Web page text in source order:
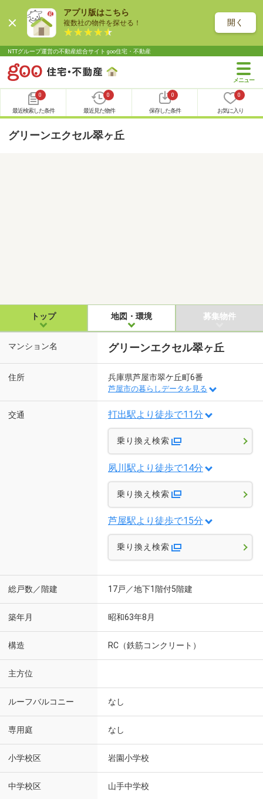
アプリ版はこちら
複数社の物件を探せる！ 開く
NTTグループ運営の不動産総合サイト goo住宅・不動産
0
最近検索した条件
0
最近見た物件
0
保存した条件
0
お気に入り
グリーンエクセル翠ヶ丘
トップ 地図・環境 募集物件
マンション名 グリーンエクセル翠ヶ丘
住所 兵庫県芦屋市翠ケ丘町6番
芦屋市の暮らしデータを見る
交通 打出駅より徒歩で11分
乗り換え検索
夙川駅より徒歩で14分
乗り換え検索
芦屋駅より徒歩で15分
乗り換え検索
総戸数／階建 17戸／地下1階付5階建
築年月 昭和63年8月
構造 RC（鉄筋コンクリート）
主方位
ルーフバルコニー なし
専用庭 なし
小学校区 岩園小学校
中学校区 山手中学校